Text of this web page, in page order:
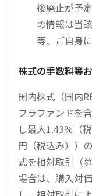
後廃止が予
の情報は当
等、ご自身
株式の手数料等
国内株式（国内
フラファンドを
し最大1.43％（
円（税込み））
式を相対取引（
場合は、購入対